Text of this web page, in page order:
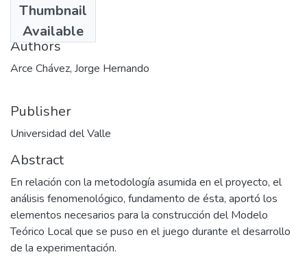
Thumbnail
Available
2004-01-31
Authors
Arce Chávez, Jorge Hernando
Publisher
Universidad del Valle
Abstract
En relación con la metodología asumida en el proyecto, el
análisis fenomenológico, fundamento de ésta, aportó los
elementos necesarios para la construcción del Modelo
Teórico Local que se puso en el juego durante el desarrollo
de la experimentación.